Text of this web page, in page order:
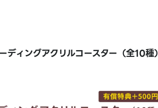
ディングアクリルコースター（全10種）